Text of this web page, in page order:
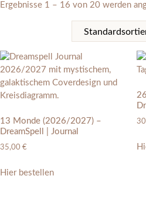
Ergebnisse 1 – 16 von 20 werden
13 Monde (2026/2027) –
DreamSpell | Journal
35,00 €
Hier bestellen